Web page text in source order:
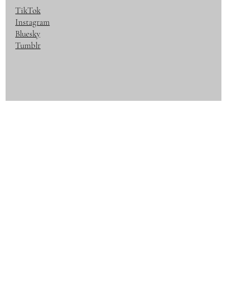
TikTok
Instagram
Bluesky
Tumblr